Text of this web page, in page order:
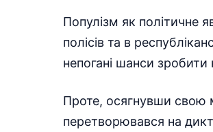
Популізм як політичне
полісів та в
непогані шанси зробити
Проте, осягнувши свою
перетворювався на